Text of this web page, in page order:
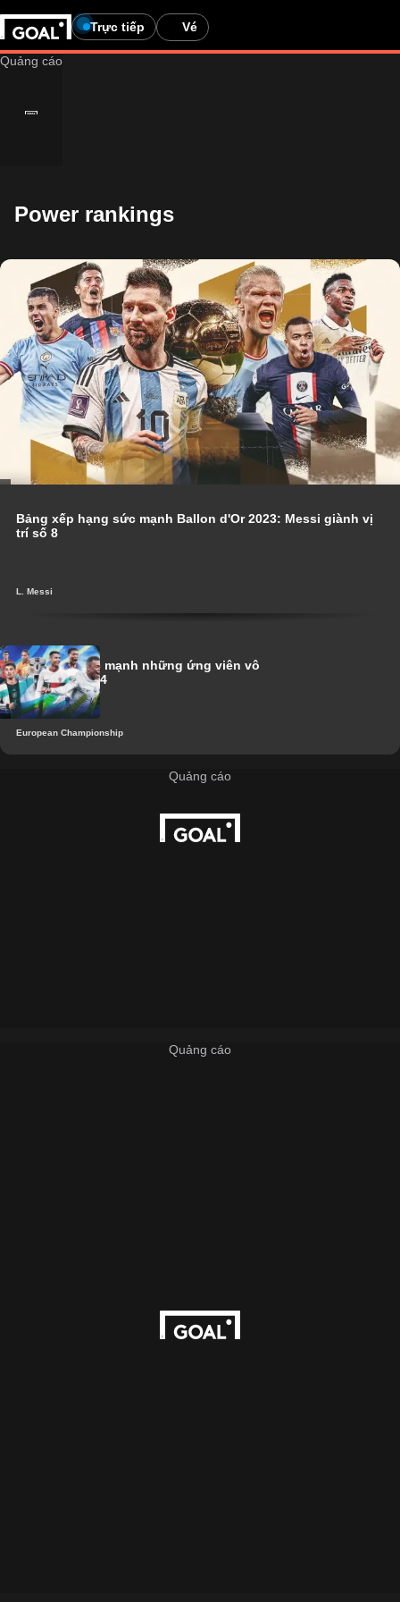
Trực tiếp Vé
Power rankings
L. Messi
Bảng xếp hạng sức mạnh Ballon d'Or 2023: Messi giành vị
trí số 8
European Championship
Xếp hạng sức mạnh những ứng viên vô
địch Euro 2024